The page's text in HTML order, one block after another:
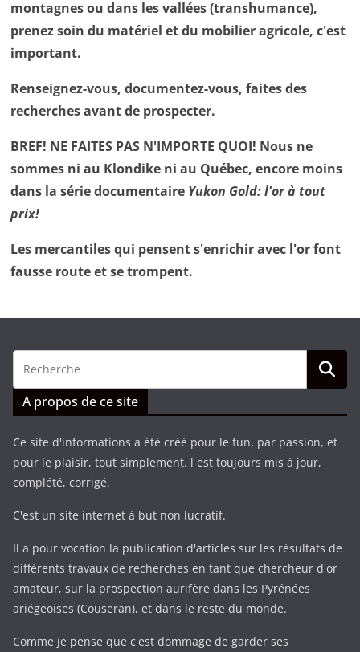
montagnes ou dans les vallées (transhumance),
prenez soin du matériel et du mobilier agricole, c'est
important.
Renseignez-vous, documentez-vous, faites des
recherches avant de prospecter.
BREF! NE FAITES PAS N'IMPORTE QUOI! Nous ne
sommes ni au Klondike ni au Québec, encore moins
dans la série documentaire Yukon Gold: l'or à tout
prix!
Les mercantiles qui pensent s'enrichir avec l'or font
fausse route et se trompent.
A propos de ce site
Ce site d'informations a été créé pour le fun, par passion, et
pour le plaisir, tout simplement. l est toujours mis à jour,
complété, corrigé.
C'est un site internet à but non lucratif.
Il a pour vocation la publication d'articles sur les résultats de
différents travaux de recherches en tant que chercheur d'or
amateur, sur la prospection aurifère dans les Pyrénées
ariégeoises (Couseran), et dans le reste du monde.
Comme je pense que c'est dommage de garder ses